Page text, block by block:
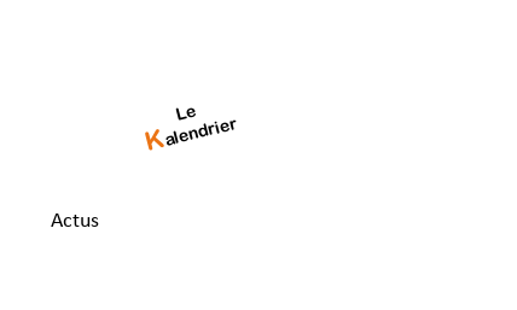
Actus
Le
Kalendrier